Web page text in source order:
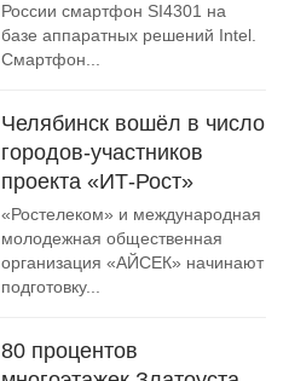
России смартфон SI4301 на
базе аппаратных решений Intel.
Смартфон...
Челябинск вошёл в число
городов-участников
проекта «ИТ-Рост»
«Ростелеком» и международная
молодежная общественная
организация «АЙСЕК» начинают
подготовку...
80 процентов